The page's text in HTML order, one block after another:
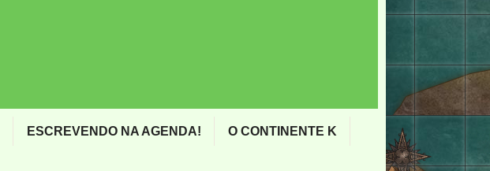
ESCREVENDO NA AGENDA! O CONTINENTE K